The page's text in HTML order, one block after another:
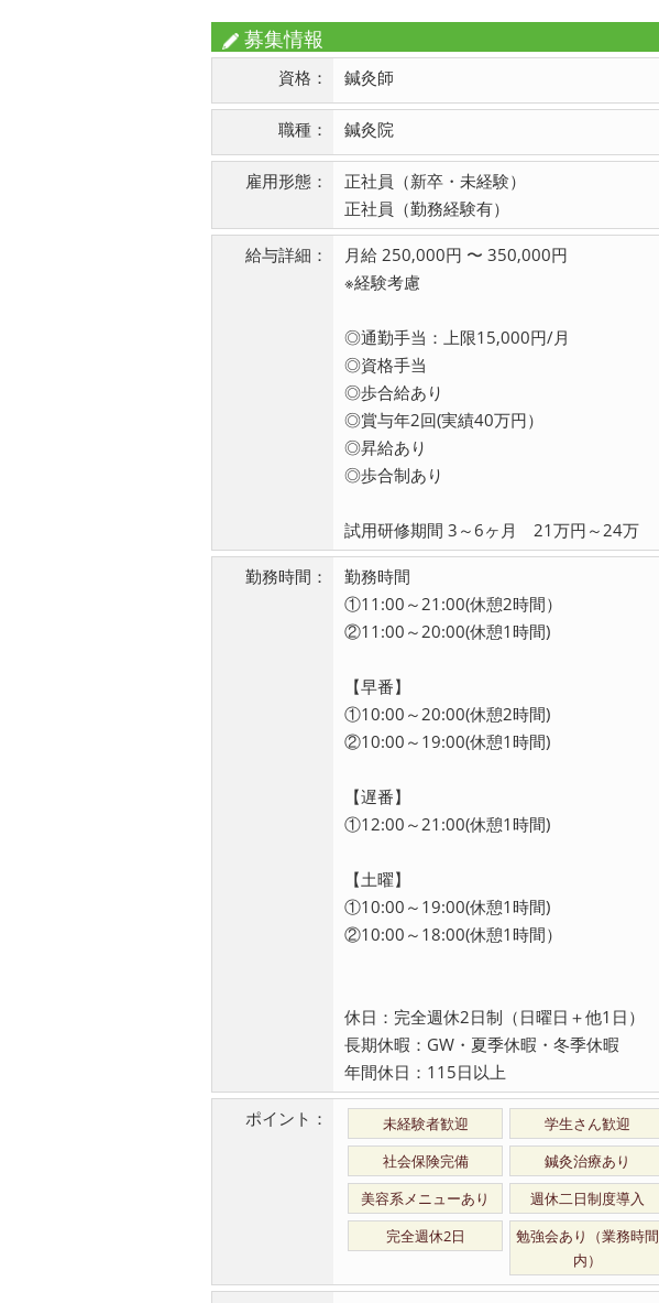
募集情報
資格： 鍼灸師
職種： 鍼灸院
雇用形態：
正社員（新卒・未経験）
正社員（勤務経験有）
給与詳細：
月給 250,000円 〜 350,000円
※経験考慮
◎通勤手当：上限15,000円/月
◎資格手当
◎歩合給あり
◎賞与年2回(実績40万円）
◎昇給あり
◎歩合制あり
試用研修期間 3～6ヶ月 21万円～24万
勤務時間：
勤務時間
①11:00～21:00(休憩2時間）
②11:00～20:00(休憩1時間)
【早番】
①10:00～20:00(休憩2時間)
②10:00～19:00(休憩1時間)
【遅番】
①12:00～21:00(休憩1時間)
【土曜】
①10:00～19:00(休憩1時間)
②10:00～18:00(休憩1時間）
休日：完全週休2日制（日曜日＋他1日）
長期休暇：GW・夏季休暇・冬季休暇
年間休日：115日以上
ポイント： 未経験者歓迎
学生さん歓迎
社会保険完備
鍼灸治療あり
美容系メニューあり
週休二日制度導入
完全週休2日
勉強会あり（業務時間
内）